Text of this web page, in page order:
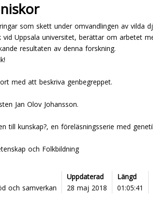
som skett under omvandlingen av vilda
Uppsala universitet, berättar om arbetet
resultaten av denna forskning.
med att beskriva genbegreppet.
Jan Olov Johansson.
till kunskap?, en föreläsningsserie med
och Folkbildning
och samverkan
Uppdaterad
28 maj 2018
Längd
01:05:41